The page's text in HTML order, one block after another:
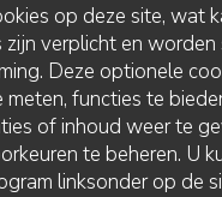
op deze site, wat
verplicht en
Deze optionele
functies te
of inhoud weer te
te beheren. U
linksonder op de
L’ALCÔVE